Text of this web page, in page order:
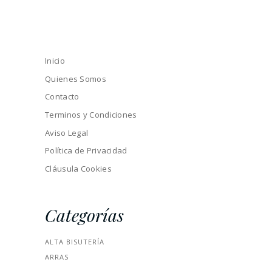
Inicio
Quienes Somos
Contacto
Terminos y Condiciones
Aviso Legal
Política de Privacidad
Cláusula Cookies
Categorías
ALTA BISUTERÍA
ARRAS